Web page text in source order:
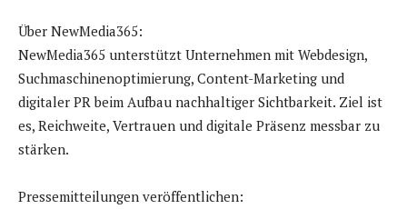
Über NewMedia365:
NewMedia365 unterstützt Unternehmen mit Webdesign,
Suchmaschinenoptimierung, Content-Marketing und
digitaler PR beim Aufbau nachhaltiger Sichtbarkeit. Ziel ist
es, Reichweite, Vertrauen und digitale Präsenz messbar zu
stärken.
Pressemitteilungen veröffentlichen: